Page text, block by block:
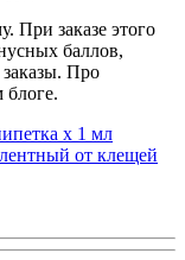
При заказе этого
баллов,
Про
блоге.
х 1 мл
от клещей